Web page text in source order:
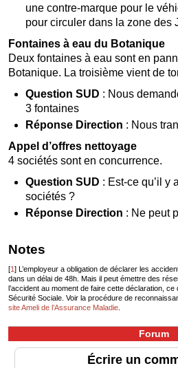
une contre-marque pour le
pour circuler dans la zone des
Fontaines à eau du Botanique
Deux fontaines à eau sont en
Botanique. La troisième vient de
Question SUD : Nous
3 fontaines
Réponse Direction : Nous
Appel d’offres nettoyage
4 sociétés sont en concurrence.
Question SUD : Est-ce qu’il y
sociétés ?
Réponse Direction : Ne peut
Notes
[1] L’employeur a obligation de déclarer les
dans un délai de 48h. Mais il peut émettre des
l’accident au moment de faire cette déclaration,
Sécurité Sociale. Voir la procédure de
site Ameli de l’Assurance Maladie.
Forum
Écrire un